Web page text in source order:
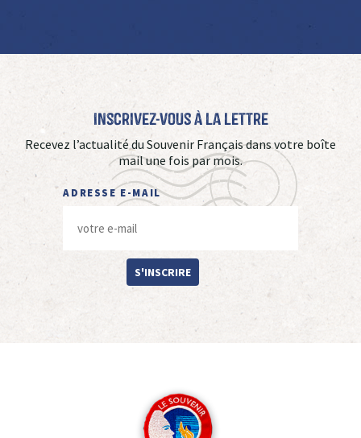
Inscrivez-vous à La Lettre
Recevez l’actualité du Souvenir Français dans votre boîte
mail une fois par mois.
ADRESSE E-MAIL
S'INSCRIRE